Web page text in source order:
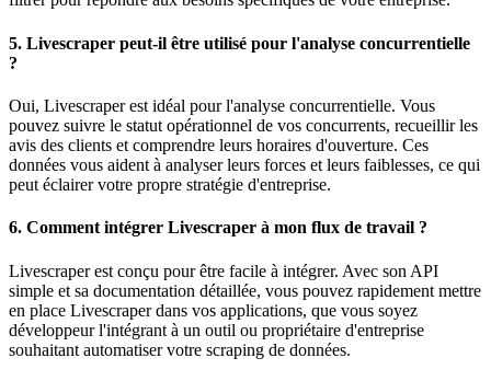
5. Livescraper peut-il être utilisé pour l'analyse concurrentielle
?
Oui, Livescraper est idéal pour l'analyse concurrentielle. Vous
pouvez suivre le statut opérationnel de vos concurrents, recueillir les
avis des clients et comprendre leurs horaires d'ouverture. Ces
données vous aident à analyser leurs forces et leurs faiblesses, ce qui
peut éclairer votre propre stratégie d'entreprise.
6. Comment intégrer Livescraper à mon flux de travail ?
Livescraper est conçu pour être facile à intégrer. Avec son API
simple et sa documentation détaillée, vous pouvez rapidement mettre
en place Livescraper dans vos applications, que vous soyez
développeur l'intégrant à un outil ou propriétaire d'entreprise
souhaitant automatiser votre scraping de données.